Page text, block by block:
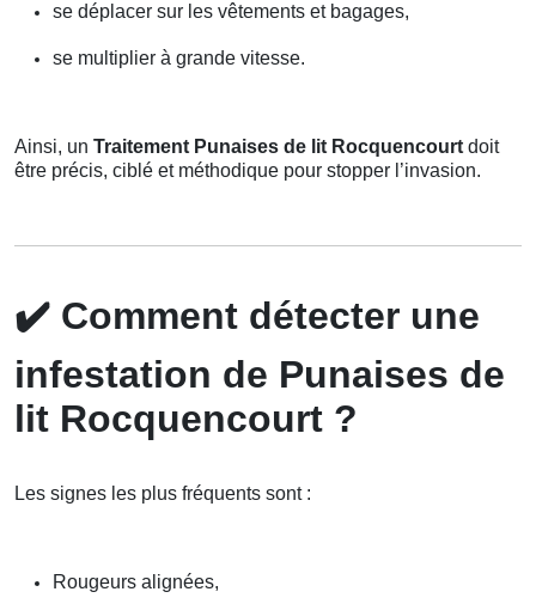
se déplacer sur les vêtements et bagages,
se multiplier à grande vitesse.
Ainsi, un Traitement Punaises de lit Rocquencourtdoit
être précis, ciblé et méthodique pour stopper l’invasion.
✔️ Comment détecter une
infestation de Punaises de
lit Rocquencourt ?
Les signes les plus fréquents sont :
Rougeurs alignées,